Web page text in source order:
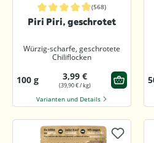
Durchschnittliche Bewertung von 4.8
(568)
Piri Piri, geschrotet
Würzig-scharfe, geschrotete
Chiliflocken
100 g 3,99 €
(39,90 € / kg)
Varianten und Details